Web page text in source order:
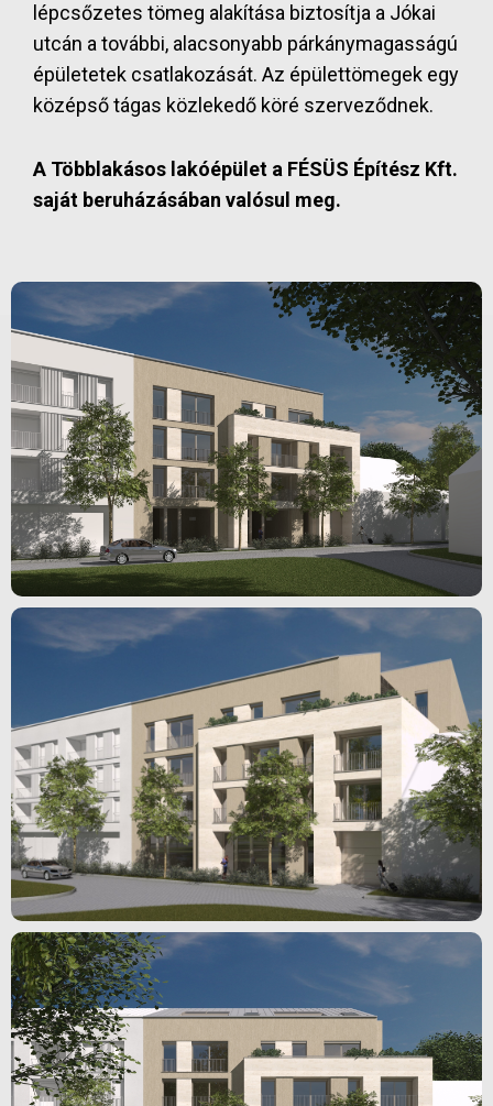
lépcsőzetes tömeg alakítása biztosítja a Jókai
utcán a további, alacsonyabb párkánymagasságú
épületetek csatlakozását. Az épülettömegek egy
középső tágas közlekedő köré szerveződnek.
A Többlakásos lakóépület a FÉSÜS Építész Kft.
saját beruházásában valósul meg.